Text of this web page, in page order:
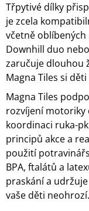
Třpytivé dílky
je zcela
včetně
Downhill duo
zaručuje dlouhou
Magna Tiles si
Magna Tiles
rozvíjení motoriky
koordinaci ruka-
principů akce a
použití
BPA, ftalátů a
praskání a
vaše děti neohrozí.